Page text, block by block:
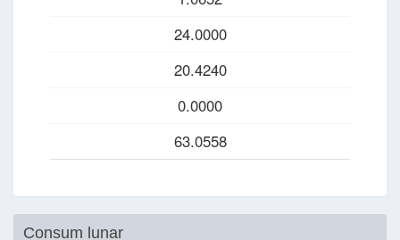
24.0000
20.4240
0.0000
63.0558
Consum lunar